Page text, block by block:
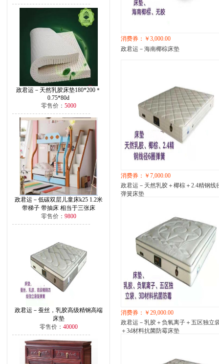
政君运－天然乳胶床垫180*200＊
0.75*80d
零售价： 5000
政君运－低碳双层儿童床k25 1.2米
带梯子 带抽床 相当于三张床
零售价： 9800
政君运－蚕丝，乳胶高级精钢高端
床垫
零售价： 40000
消费券：￥3,000.00
政君运－海南椰棕床垫
消费券：￥7,000.00
政君运－天然乳胶＋椰棕＋2.4精钢线
弹簧床垫
消费券：￥29,000.00
政君运－乳胶＋负氧离子＋五区独立
＋3d材料抗菌防霉床垫